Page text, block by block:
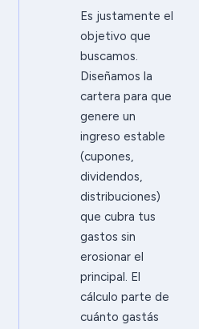
Es justamente el
objetivo que
buscamos.
Diseñamos la
cartera para que
genere un
ingreso estable
(cupones,
dividendos,
distribuciones)
que cubra tus
gastos sin
erosionar el
principal. El
cálculo parte de
cuánto gastás